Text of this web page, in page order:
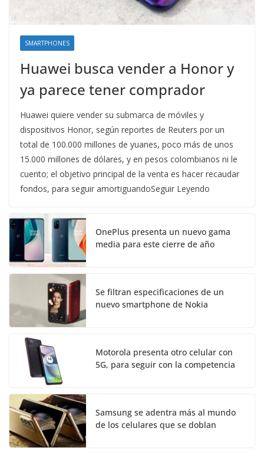
SMARTPHONES
Huawei busca vender a Honor y
ya parece tener comprador
Huawei quiere vender su submarca de móviles y
dispositivos Honor, según reportes de Reuters por un
total de 100.000 millones de yuanes, poco más de unos
15.000 millones de dólares, y en pesos colombianos ni le
cuento; el objetivo principal de la venta es hacer recaudar
fondos, para seguir amortiguandoSeguir Leyendo
OnePlus presenta un nuevo gama
media para este cierre de año
Se filtran especificaciones de un
nuevo smartphone de Nokia
Motorola presenta otro celular con
5G, para seguir con la competencia
Samsung se adentra más al mundo
de los celulares que se doblan